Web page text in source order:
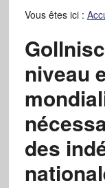
Vous êtes ici :
niveau
des